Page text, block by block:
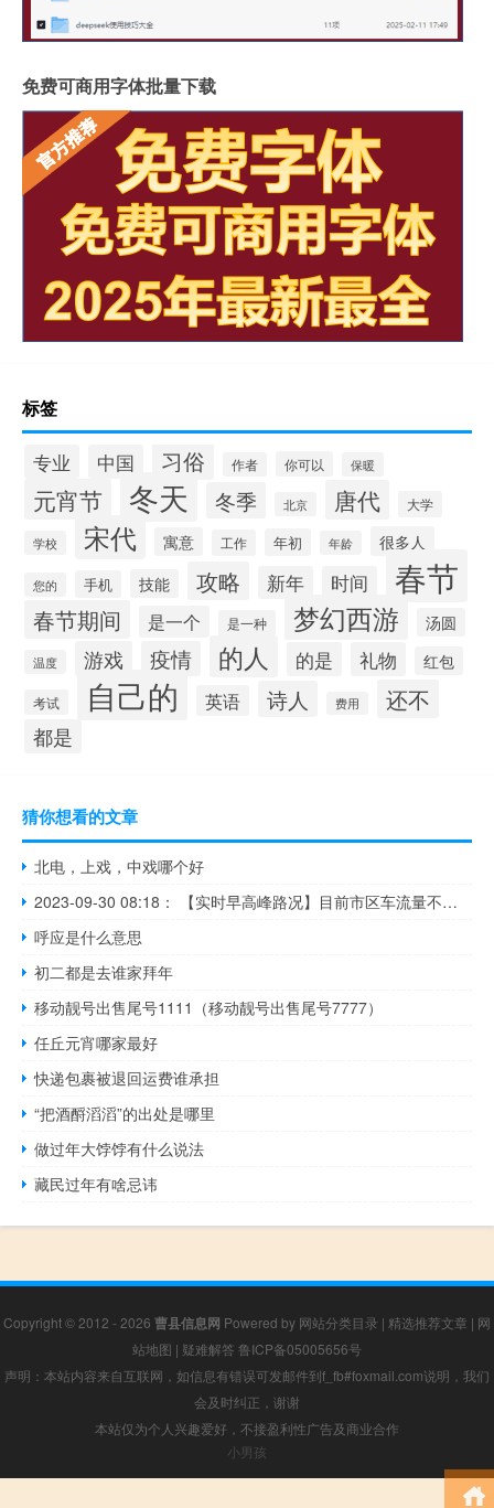
免费可商用字体批量下载
标签
专业 中国 习俗 作者 你可以 保暖
元宵节 冬天 冬季 北京 唐代 大学
学校 宋代 寓意 工作 年初 年龄 很多人
您的 手机 技能 攻略 新年 时间 春节
春节期间 是一个 是一种 梦幻西游 汤圆
温度 游戏 疫情 的人 的是 礼物 红包
考试 自己的 英语 诗人 费用 还不
都是
猜你想看的文章
北电，上戏，中戏哪个好
2023-09-30 08:18： 【实时早高峰路况】目前市区车流量不大,辖区路段秩序良好。【西安高速大队】绕城高速全线晴天，目前车流量整体平稳上升，主要体现在:南段内环长安至丈八立交，外环长安至曲江立交；北段内环北辰立交，沿线收费站均通行正常；高速其他所辖路段通行也基本正常。 ​​​
呼应是什么意思
初二都是去谁家拜年
移动靓号出售尾号1111（移动靓号出售尾号7777）
任丘元宵哪家最好
快递包裹被退回运费谁承担
“把酒酹滔滔”的出处是哪里
做过年大饽饽有什么说法
藏民过年有啥忌讳
Copyright © 2012 - 2026 曹县信息网 Powered by 网站分类目录 | 精选推荐文章 | 网
站地图 | 疑难解答 鲁ICP备05005656号
声明：本站内容来自互联网，如信息有错误可发邮件到f_fb#foxmail.com说明，我们
会及时纠正，谢谢
本站仅为个人兴趣爱好，不接盈利性广告及商业合作
小男孩